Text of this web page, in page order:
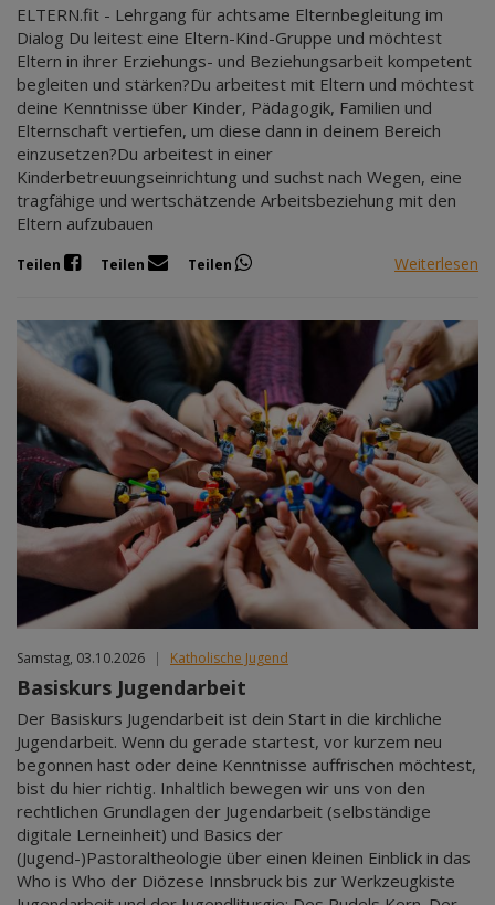
ELTERN.fit - Lehrgang für achtsame Elternbegleitung im
Dialog Du leitest eine Eltern-Kind-Gruppe und möchtest
Eltern in ihrer Erziehungs- und Beziehungsarbeit kompetent
begleiten und stärken?Du arbeitest mit Eltern und möchtest
deine Kenntnisse über Kinder, Pädagogik, Familien und
Elternschaft vertiefen, um diese dann in deinem Bereich
einzusetzen?Du arbeitest in einer
Kinderbetreuungseinrichtung und suchst nach Wegen, eine
tragfähige und wertschätzende Arbeitsbeziehung mit den
Eltern aufzubauen
Teilen Teilen Teilen Weiterlesen
Samstag, 03.10.2026 | Katholische Jugend
Basiskurs Jugendarbeit
Der Basiskurs Jugendarbeit ist dein Start in die kirchliche
Jugendarbeit. Wenn du gerade startest, vor kurzem neu
begonnen hast oder deine Kenntnisse auffrischen möchtest,
bist du hier richtig. Inhaltlich bewegen wir uns von den
rechtlichen Grundlagen der Jugendarbeit (selbständige
digitale Lerneinheit) und Basics der
(Jugend-)Pastoraltheologie über einen kleinen Einblick in das
Who is Who der Diözese Innsbruck bis zur Werkzeugkiste